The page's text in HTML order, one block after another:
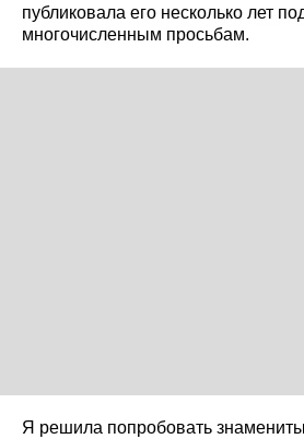
публиковала его несколько лет
многочисленным просьбам.
Я решила попробовать